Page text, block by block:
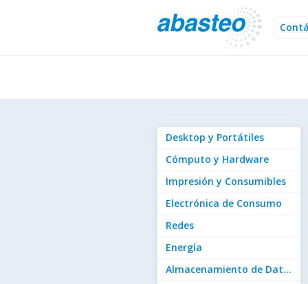
Desktop y Portátiles
Cómputo y Hardware
Impresión y Consumibles
Electrónica de Consumo
Redes
Energía
Almacenamiento de Datos